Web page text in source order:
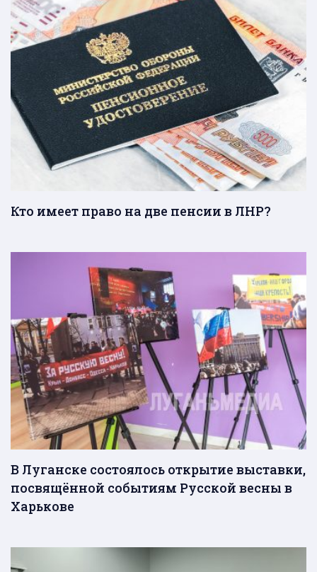
Кто имеет право на две пенсии в ЛНР?
В Луганске состоялось открытие выставки,
посвящённой событиям Русской весны в
Харькове